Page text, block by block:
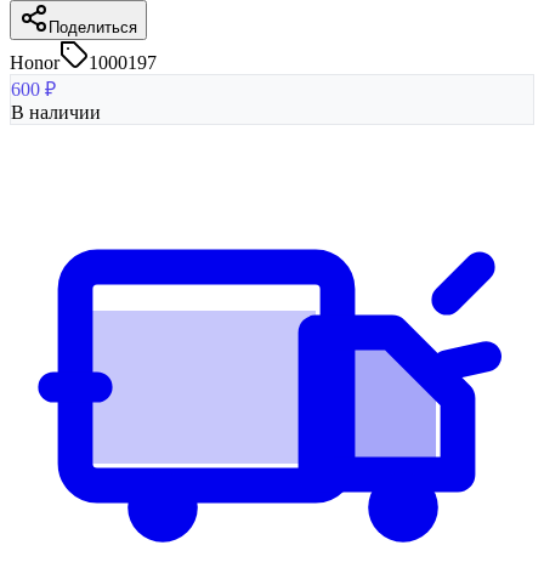
Поделиться
Honor
1000197
600 ₽
В наличии